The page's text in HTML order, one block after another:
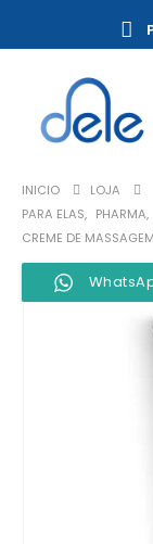
INICIO
LOJA
PARA ELAS, PHARMA,
CREME DE